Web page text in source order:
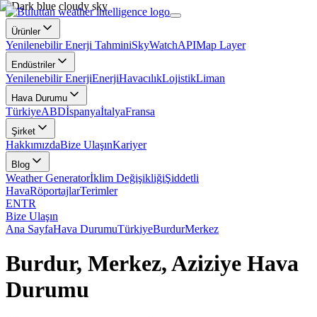
Ürünler
Yenilenebilir Enerji TahminiSkyWatchAPIMap Layer
Endüstriler
Yenilenebilir EnerjiEnerjiHavacılıkLojistikLiman
Hava Durumu
TürkiyeABDİspanyaİtalyaFransa
Şirket
HakkımızdaBize UlaşınKariyer
Blog
Weather Generatorİklim DeğişikliğiŞiddetli
HavaRöportajlarTerimler
ENTR
Bize Ulaşın
Ana SayfaHava DurumuTürkiyeBurdurMerkez
Burdur, Merkez, Aziziye Hava
Durumu